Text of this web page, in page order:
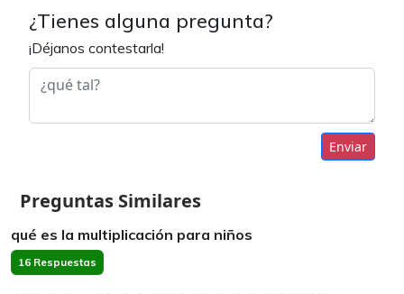
¿Tienes alguna pregunta?
¡Déjanos contestarla!
Enviar
Preguntas Similares
qué es la multiplicación para niños
16 Respuestas